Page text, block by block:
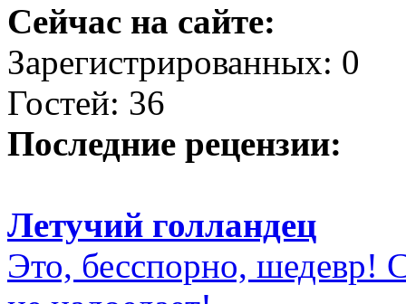
Сейчас на сайте:
Зарегистрированных: 0
Гостей: 36
Последние рецензии:
Летучий голландец
Это, бесспорно, шедевр!